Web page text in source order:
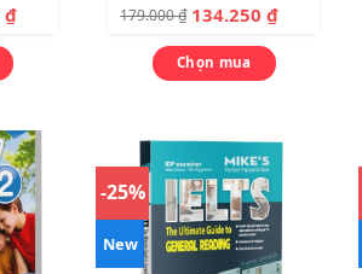
₫ 179.000₫ 134.250₫
Chọn mua
-25%
New